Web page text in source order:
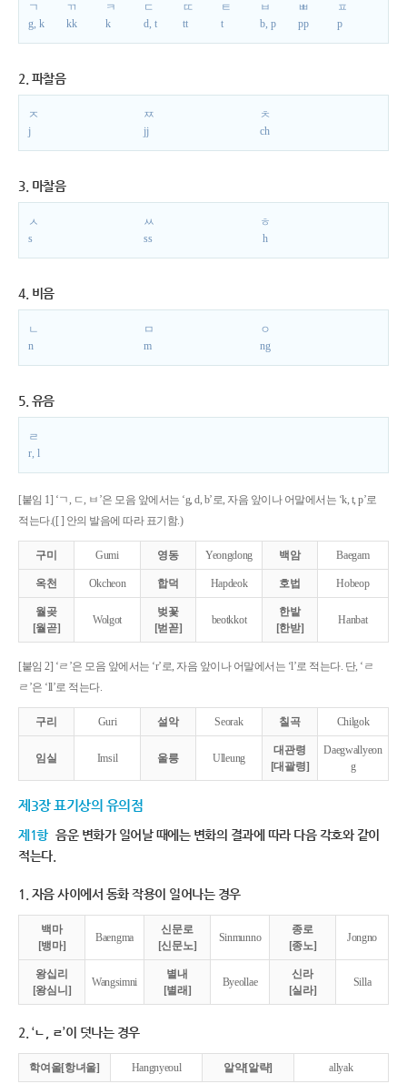
ㄱ
g, k
ㄲ
kk
ㅋ
k
ㄷ
d, t
ㄸ
tt
ㅌ
t
ㅂ
b, p
ㅃ
pp
ㅍ
p
2. 파찰음
ㅈ
j
ㅉ
jj
ㅊ
ch
3. 마찰음
ㅅ
s
ㅆ
ss
ㅎ
h
4. 비음
ㄴ
n
ㅁ
m
ㅇ
ng
5. 유음
ㄹ
r, l
[붙임 1] ‘ㄱ, ㄷ, ㅂ’은 모음 앞에서는 ‘g, d, b’로, 자음 앞이나 어말에서는 ‘k, t, p’로
적는다.([ ] 안의 발음에 따라 표기함.)
구미 Gumi 영동 Yeongdong 백암 Baegam
옥천 Okcheon 합덕 Hapdeok 호법 Hobeop
월곶
[월곧]
Wolgot
벚꽃
[벋꼳]
beotkkot
한밭
[한받]
Hanbat
[붙임 2] ‘ㄹ’은 모음 앞에서는 ‘r’로, 자음 앞이나 어말에서는 ‘l’로 적는다. 단, ‘ㄹ
ㄹ’은 ‘ll’로 적는다.
구리 Guri 설악 Seorak 칠곡 Chilgok
임실 Imsil 울릉 Ulleung
대관령
[대괄령]
Daegwallyeon
g
제3장 표기상의 유의점
제1항 음운 변화가 일어날 때에는 변화의 결과에 따라 다음 각호와 같이
적는다.
1. 자음 사이에서 동화 작용이 일어나는 경우
백마
[뱅마]
Baengma
신문로
[신문노]
Sinmunno
종로
[종노]
Jongno
왕십리
[왕심니]
Wangsimni
별내
[별래]
Byeollae
신라
[실라]
Silla
2. ‘ㄴ, ㄹ’이 덧나는 경우
학여울[항녀울] Hangnyeoul 알약[알략] allyak